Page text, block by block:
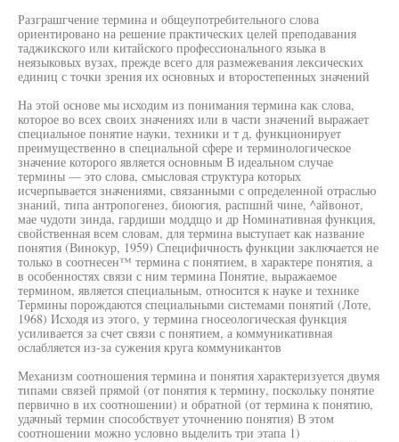
Разграшгчение термина и общеупотребительного слова
ориентировано на решение практических целей преподавания
таджикского или китайского профессионального языка в
неязыковых вузах, прежде всего для размежевания лексических
единиц с точки зрения их основных и второстепенных значений
На этой основе мы исходим из понимания термина как слова,
которое во всех своих значениях или в части значений выражает
специальное понятие науки, техники и т д, функционирует
преимущественно в специальной сфере и терминологическое
значение которого является основным В идеальном случае
термины — это слова, смысловая структура которых
исчерпывается значениями, связанными с определенной отраслью
знаний, типа антропогенез, биоюгия, распшнй чине, ^айвонот,
мае чудоти зинда, гардиши моддщо и др Номинативная функция,
свойственная всем словам, для термина выступает как название
понятия (Винокур, 1959) Специфичность функции заключается не
только в соотнесен™ термина с понятием, в характере понятия, а
в особенностях связи с ним термина Понятие, выражаемое
термином, является специальным, относится к науке и технике
Термины порождаются специальными системами понятий (Лоте,
1968) Исходя из этого, у термина гносеологическая функция
усиливается за счет связи с понятием, а коммуникативная
ослабляется из-за сужения круга коммуникантов
Механизм соотношения термина и понятия характеризуется двумя
типами связей прямой (от понятия к термину, поскольку понятие
первично в их соотношении) и обратной (от термина к понятию,
удачный термин способствует уточнению понятия) В этом
соотношении можно условно выделить три этапа 1)